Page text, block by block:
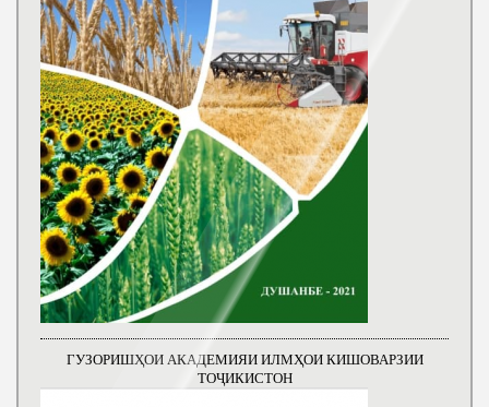
ГУЗОРИШҲОИ АКАДЕМИЯИ ИЛМҲОИ КИШОВАРЗИИ
ТОҶИКИСТОН